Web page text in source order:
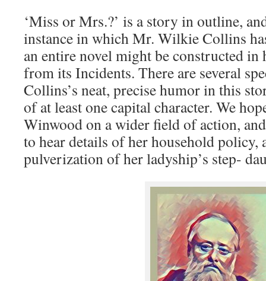
‘Miss or Mrs.?’ is a story in outline,
instance in which Mr. Wilkie Collins
an entire novel might be constructed in
from its Incidents. There are several
Collins’s neat, precise humor in this
of at least one capital character. We
Winwood on a wider field of action,
to hear details of her household policy,
pulverization of her ladyship’s step-